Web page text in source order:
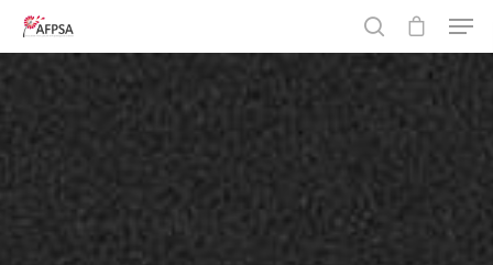
Hit enter to search or ESC to close